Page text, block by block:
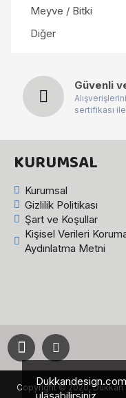
Meyve / Bitki
Diğer
Güvenli
sertifikası
KURUMSAL
Kurumsal
Gizlilik Politikası
Şart ve Koşullar
Kişisel Verileri
Aydınlatma Metni
Copyright © 2020, Dükkan